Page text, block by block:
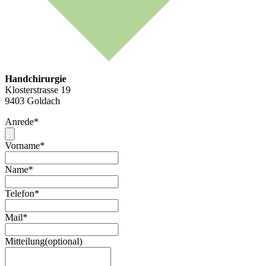
Handchirurgie
Klosterstrasse 19
9403 Goldach
Anrede*
Vorname*
Name*
Telefon*
Mail*
Mitteilung(optional)